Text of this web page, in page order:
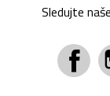
Sledujte